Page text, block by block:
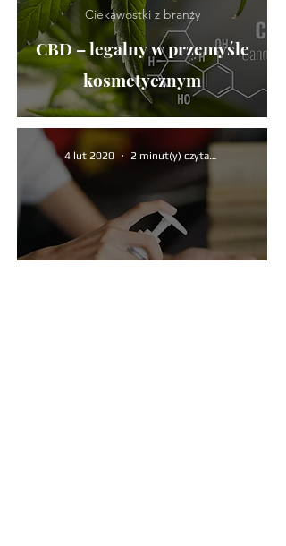
CBD – legalny w przemyśle
kosmetycznym
Ciekawostki z branży
4 lut 2020 2 minut(y) czytania